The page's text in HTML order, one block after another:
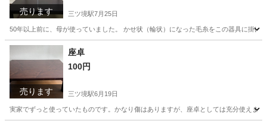
売ります 三ツ境駅7月25日
50年以上前に、母が使っていました。 かせ状（輪状）になった毛糸をこの器具に掛
神奈川 横浜市 三ツ境駅
売ります
座卓
100円
三ツ境駅6月19日
実家でずっと使っていたものです。かなり傷はありますが、座卓としては充分使えま